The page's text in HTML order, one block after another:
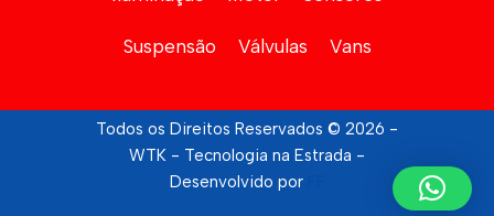
Suspensão Válvulas Vans
Todos os Direitos Reservados © 2026 -
WTK - Tecnologia na Estrada -
Desenvolvido por